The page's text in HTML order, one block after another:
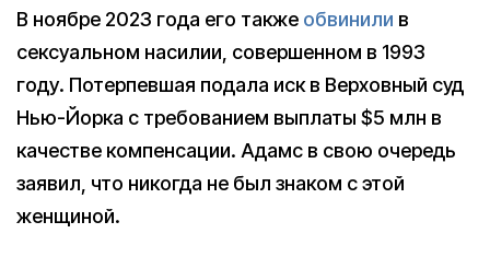
В ноябре 2023 года его также обвинили в
сексуальном насилии, совершенном в 1993
году. Потерпевшая подала иск в Верховный суд
Нью-Йорка с требованием выплаты $5 млн в
качестве компенсации. Адамс в свою очередь
заявил, что никогда не был знаком с этой
женщиной.